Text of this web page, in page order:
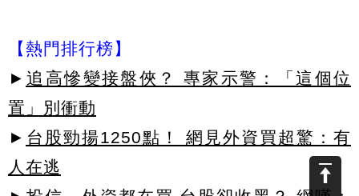
【熱門排行榜】
► 追高慘變接盤俠？ 專家示警：「這個位
置」別衝動
► 台股勁揚1250點！ 網見外資買超驚：有
人在逃